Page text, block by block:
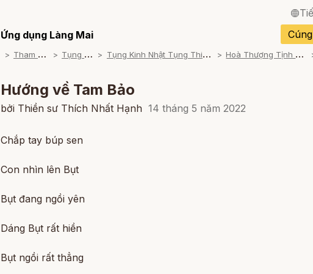
English / Tiếng Anh
Français / Tiếng Pháp
Deutsch / Tiếng Đức
Ứng dụng Làng Mai
T
ham khảo T
ụng Kinh T
ụng Kinh Nhật Tụng Thiền Môn H
oà Thượng Tịnh Quang
Hướng về Tam Bảo
bởi Thiền sư Thích Nhất Hạnh 14 tháng 5 năm 2022
Chắp tay búp sen
Con nhìn lên Bụt
Bụt đang ngồi yên
Dáng Bụt rất hiền
Bụt ngồi rất thẳng